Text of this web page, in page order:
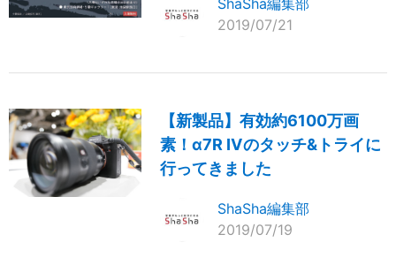
ShaSha編集部
2019/07/21
【新製品】有効約6100万画
素！α7R Ⅳのタッチ&トライに
行ってきました
ShaSha編集部
2019/07/19